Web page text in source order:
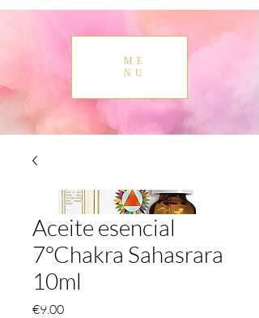
ME
NU
Aceite esencial
7°Chakra Sahasrara
10ml
€9.00Price